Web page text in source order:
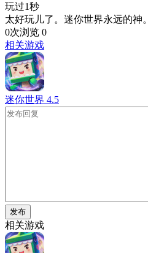
玩过1秒
太好玩儿了。迷你世界永远的神。
0次浏览 0
相关游戏
迷你世界 4.5
发布
相关游戏